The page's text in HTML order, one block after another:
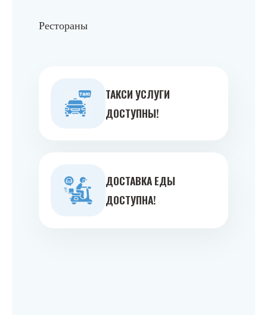
Рестораны
ТАКСИ УСЛУГИ
ДОСТУПНЫ!
ДОСТАВКА ЕДЫ
ДОСТУПНА!